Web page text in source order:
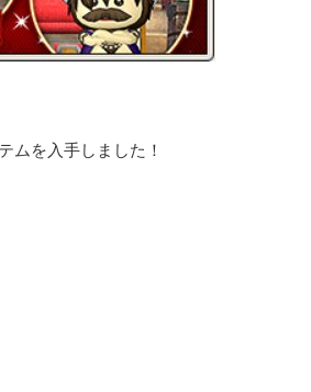
ムを入手しました！